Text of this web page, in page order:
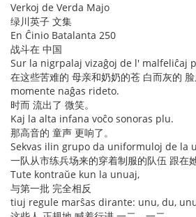
Verkoj de Verda Majo
绿川英子 文集
En Ĉinio Batalanta 250
战斗在 中国
Sur la nigrpalaj vizaĝoj de l' malfeliĉaj
在这些苦难的 母亲和奶奶的苍 白而灰的
momente naĝas rideto.
时而 流出了 微笑。
Kaj la alta infana voĉo sonoras plu.
那高音的 童声 更响了。
Sekvas ilin grupo da uniformuloj de la
一队从市练兵场来的穿着制服的队伍 跟在
Tute kontraŭe kun la unuaj,
与第一批 完全相反
tiuj regule marŝas dirante: unu, du,